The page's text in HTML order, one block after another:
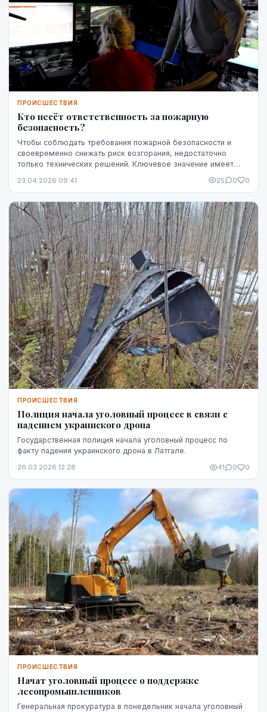
ПРОИСШЕСТВИЯ
Кто несёт ответственность за пожарную
безопасность?
Чтобы соблюдать требования пожарной безопасности и
своевременно снижать риск возгорания, недостаточно
только технических решений. Ключевое значение имеет
23.04.2026 09:41 25 0 0
ПРОИСШЕСТВИЯ
Полиция начала уголовный процесс в связи с
падением украинского дрона
Государственная полиция начала уголовный процесс по
факту падения украинского дрона в Латгале.
26.03.2026 12:28 41 0 0
ПРОИСШЕСТВИЯ
Начат уголовный процесс о поддержке
лесопромышленников
Генеральная прокуратура в понедельник начала уголовный